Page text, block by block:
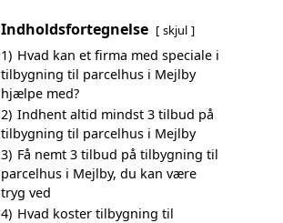
Indholdsfortegnelse skjul
1) Hvad kan et firma med speciale i
tilbygning til parcelhus i Mejlby
hjælpe med?
2) Indhent altid mindst 3 tilbud på
tilbygning til parcelhus i Mejlby
3) Få nemt 3 tilbud på tilbygning til
parcelhus i Mejlby, du kan være
tryg ved
4) Hvad koster tilbygning til